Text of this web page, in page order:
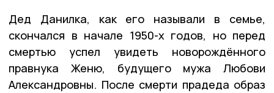
Дед Данилка, как его называли в семье,
скончался в начале 1950-х годов, но перед
смертью успел увидеть новорождённого
правнука Женю, будущего мужа Любови
Александровны. После смерти прадеда образ